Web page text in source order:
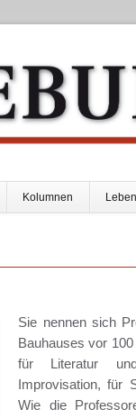
Kolumnen
Sie nennen sich
Bauhauses vor
für Literatur
Improvisation, für
Wie die